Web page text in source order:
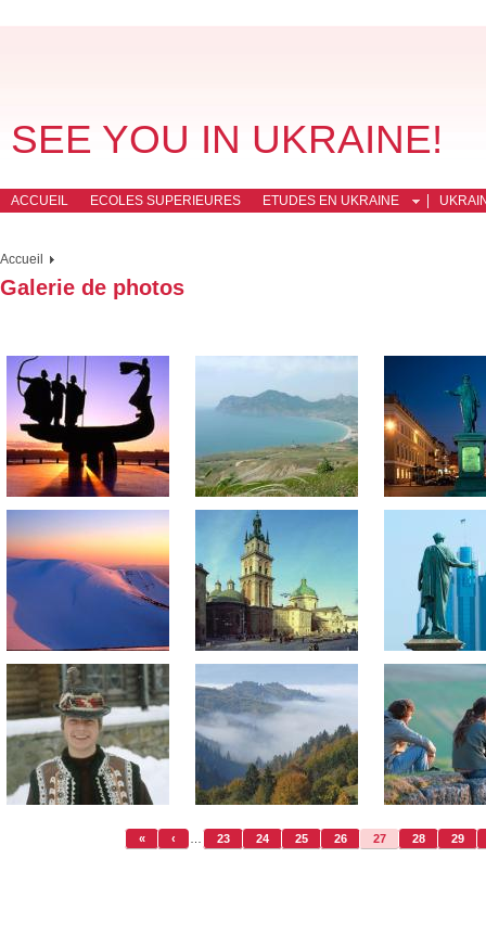
SEE YOU IN UKRAINE!
ACCUEIL ECOLES SUPERIEURES ETUDES EN UKRAINE
Accueil
Galerie de photos
« ‹ 23 24 25 26 27 28 29